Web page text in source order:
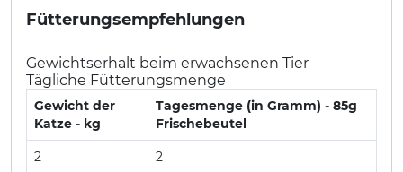
Fütterungsempfehlungen
Gewichtserhalt beim erwachsenen Tier
Tägliche Fütterungsmenge
Gewicht der
Katze - kg
Tagesmenge (in Gramm) - 85g
Frischebeutel
2 2